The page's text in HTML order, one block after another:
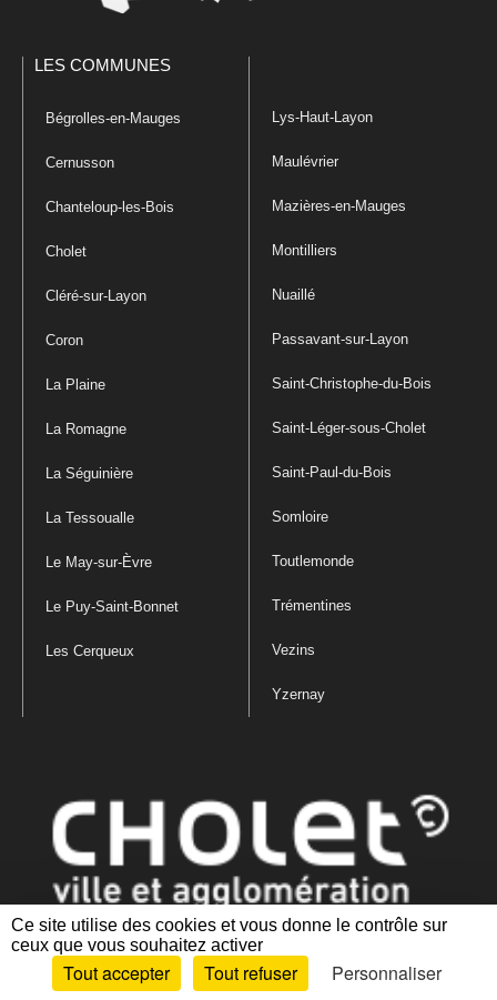
Ce site utilise des cookies et vous donne le contrôle sur
ceux que vous souhaitez activer
Tout accepter Tout refuser
Personnaliser
LES COMMUNES
Bégrolles-en-Mauges
Cernusson
Chanteloup-les-Bois
Cholet
Cléré-sur-Layon
Coron
La Plaine
La Romagne
La Séguinière
La Tessoualle
Le May-sur-Èvre
Le Puy-Saint-Bonnet
Les Cerqueux
Lys-Haut-Layon
Maulévrier
Mazières-en-Mauges
Montilliers
Nuaillé
Passavant-sur-Layon
Saint-Christophe-du-Bois
Saint-Léger-sous-Cholet
Saint-Paul-du-Bois
Somloire
Toutlemonde
Trémentines
Vezins
Yzernay
Mentions légales|Politique de confidentialité
des cookies |Plan du site Accessibilité : partiellement conforme